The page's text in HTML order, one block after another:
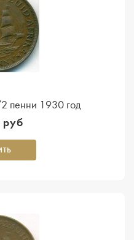
пенни 1930 год
руб